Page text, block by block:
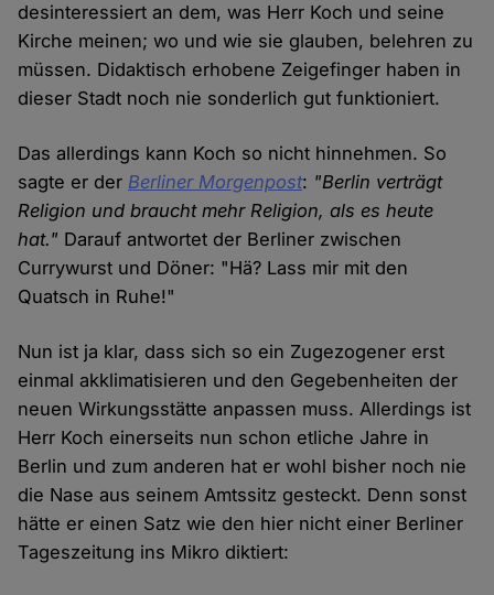
desinteressiert an dem, was Herr Koch und seine
Kirche meinen; wo und wie sie glauben, belehren zu
müssen. Didaktisch erhobene Zeigefinger haben in
dieser Stadt noch nie sonderlich gut funktioniert.
Das allerdings kann Koch so nicht hinnehmen. So
sagte er der Berliner Morgenpost: "Berlin verträgt
Religion und braucht mehr Religion, als es heute
hat." Darauf antwortet der Berliner zwischen
Currywurst und Döner: "Hä? Lass mir mit den
Quatsch in Ruhe!"
Nun ist ja klar, dass sich so ein Zugezogener erst
einmal akklimatisieren und den Gegebenheiten der
neuen Wirkungsstätte anpassen muss. Allerdings ist
Herr Koch einerseits nun schon etliche Jahre in
Berlin und zum anderen hat er wohl bisher noch nie
die Nase aus seinem Amtssitz gesteckt. Denn sonst
hätte er einen Satz wie den hier nicht einer Berliner
Tageszeitung ins Mikro diktiert: